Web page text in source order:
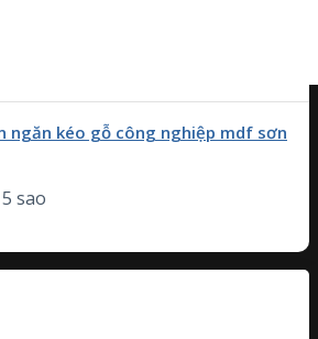
ngăn kéo gỗ công nghiệp mdf sơn
5 sao